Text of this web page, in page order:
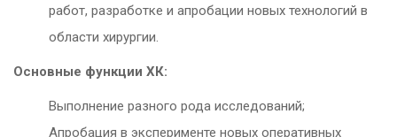
работ, разработке и апробации новых технологий в
области хирургии.
Основные функции ХК:
Выполнение разного рода исследований;
Апробация в эксперименте новых оперативных